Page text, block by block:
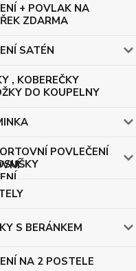
+ POVLAK NA
ZDARMA
SATÉN
, KOBEREČKY
DO KOUPELNY
POVLEČENÍ
S BERÁNKEM
NA 2 POSTELE